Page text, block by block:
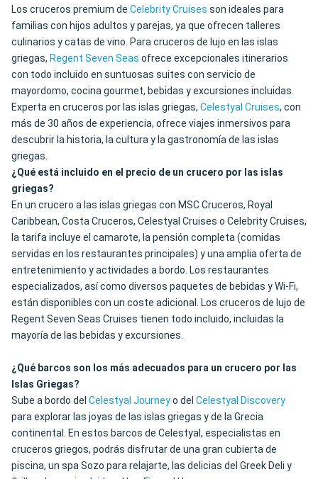
Los cruceros premium de Celebrity Cruises son ideales para
familias con hijos adultos y parejas, ya que ofrecen talleres
culinarios y catas de vino. Para cruceros de lujo en las islas
griegas, Regent Seven Seas ofrece excepcionales itinerarios
con todo incluido en suntuosas suites con servicio de
mayordomo, cocina gourmet, bebidas y excursiones incluidas.
Experta en cruceros por las islas griegas, Celestyal Cruises, con
más de 30 años de experiencia, ofrece viajes inmersivos para
descubrir la historia, la cultura y la gastronomía de las islas
griegas.
¿Qué está incluido en el precio de un crucero por las islas
griegas?
En un crucero a las islas griegas con MSC Cruceros, Royal
Caribbean, Costa Cruceros, Celestyal Cruises o Celebrity Cruises,
la tarifa incluye el camarote, la pensión completa (comidas
servidas en los restaurantes principales) y una amplia oferta de
entretenimiento y actividades a bordo. Los restaurantes
especializados, así como diversos paquetes de bebidas y Wi-Fi,
están disponibles con un coste adicional. Los cruceros de lujo de
Regent Seven Seas Cruises tienen todo incluido, incluidas la
mayoría de las bebidas y excursiones.
¿Qué barcos son los más adecuados para un crucero por las
Islas Griegas?
Sube a bordo del Celestyal Journeyo del Celestyal Discovery
para explorar las joyas de las islas griegas y de la Grecia
continental. En estos barcos de Celestyal, especialistas en
cruceros griegos, podrás disfrutar de una gran cubierta de
piscina, un spa Sozo para relajarte, las delicias del Greek Deli y